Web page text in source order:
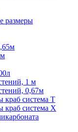
размеры
1 м
0,67м
краб система Т
краб система Х